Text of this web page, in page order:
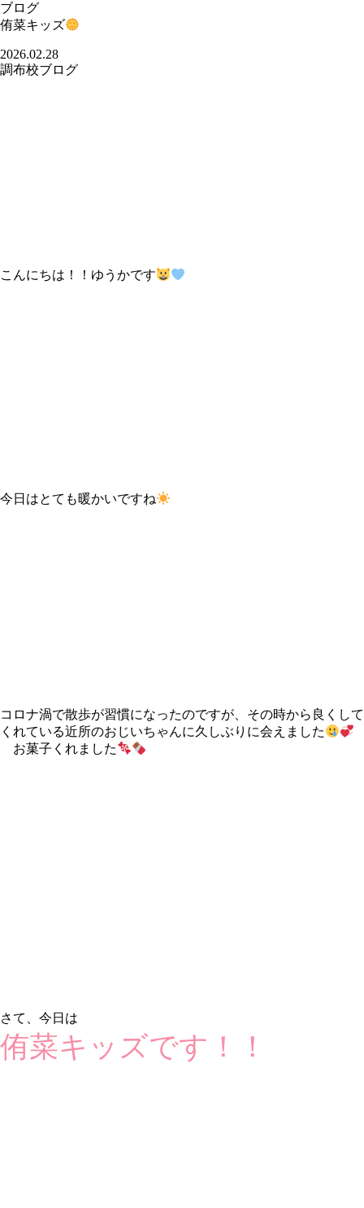
ブログ
侑菜キッズ
2026.02.28
調布校ブログ
こんにちは！！ゆうかです
今日はとても暖かいですね
コロナ渦で散歩が習慣になったのですが、その時から良くして
くれている近所のおじいちゃんに久しぶりに会えました
お菓子くれました
さて、今日は
侑菜キッズです！！